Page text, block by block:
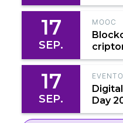
17
SEP.
MOOC
17
SEP.
Day